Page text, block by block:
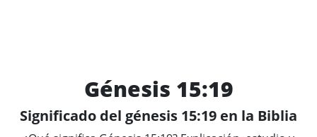
Génesis 15:19
Significado del génesis 15:19 en la Biblia